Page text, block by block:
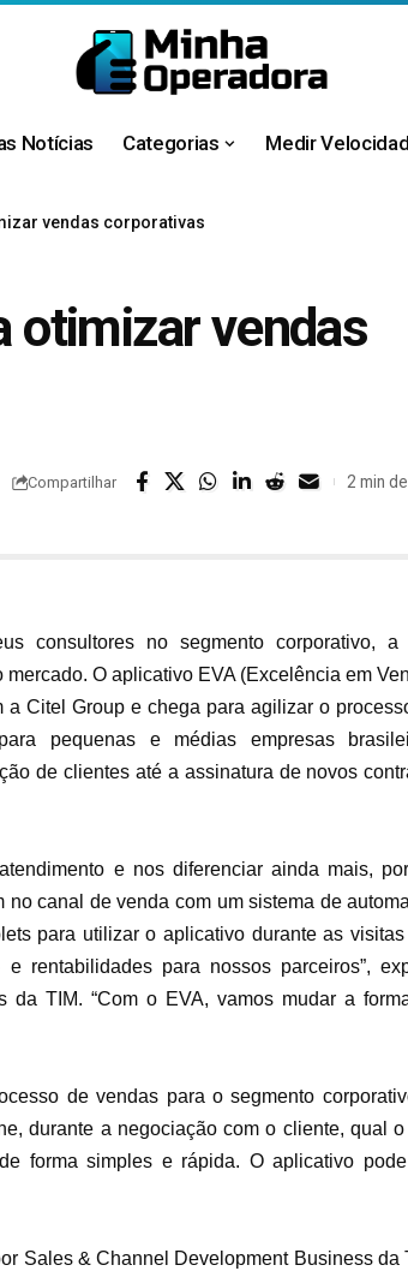
Notícias Categorias Medir
vendas corporativas
otimizar vendas
Compartilhar 2 min
consultores no segmento corporativo,
O aplicativo EVA (Excelência em
Citel Group e chega para agilizar o
pequenas e médias empresas
de clientes até a assinatura de novos
e nos diferenciar ainda mais,
canal de venda com um sistema de
para utilizar o aplicativo durante as
rentabilidades para nossos parceiros”,
da TIM. “Com o EVA, vamos mudar a
de vendas para o segmento
durante a negociação com o cliente, qual
forma simples e rápida. O aplicativo
Sales & Channel Development Business da